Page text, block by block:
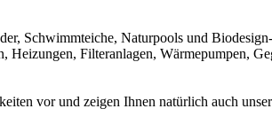
Schwimmteiche, Naturpools und
Filteranlagen, Wärmepumpen,
vor und zeigen Ihnen natürlich auch